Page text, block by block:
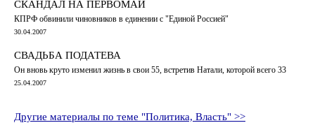
СКАНДАЛ НА ПЕРВОМАЙ
КПРФ обвинили чиновников в единении с "Единой Россией"
30.04.2007
СВАДЬБА ПОДАТЕВА
Он вновь круто изменил жизнь в свои 55, встретив Натали, которой всего 33
25.04.2007
Другие материалы по теме "Политика, Власть" >>